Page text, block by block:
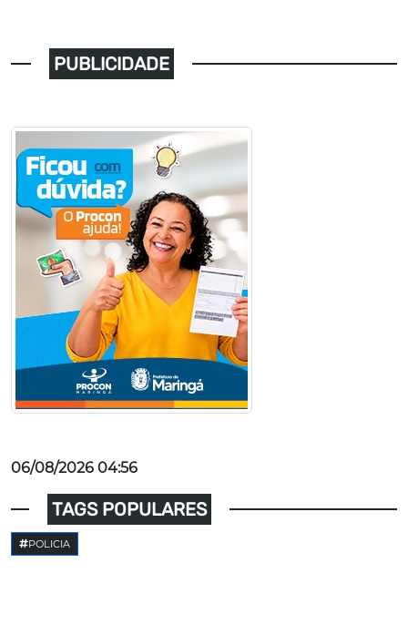
PUBLICIDADE
06/08/2026 04:56
TAGS POPULARES
POLICIA